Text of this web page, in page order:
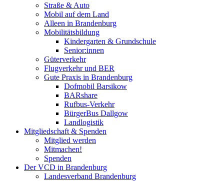
Straße & Auto
Mobil auf dem Land
Alleen in Brandenburg
Mobilitätsbildung
Kindergarten & Grundschule
Senior:innen
Güterverkehr
Flugverkehr und BER
Gute Praxis in Brandenburg
Dofmobil Barsikow
BARshare
Rufbus-Verkehr
BürgerBus Dallgow
Landlogistik
Mitgliedschaft & Spenden
Mitglied werden
Mitmachen!
Spenden
Der VCD in Brandenburg
Landesverband Brandenburg